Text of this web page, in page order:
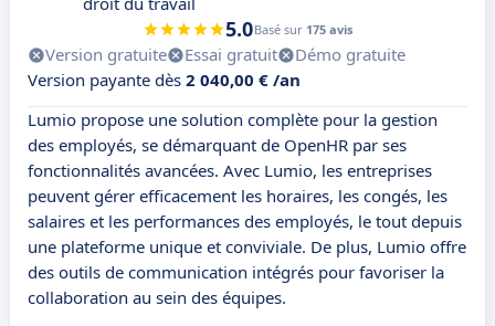
5.0Basé sur 175 avis
Version gratuite Essai gratuit
Démo gratuite
Version payante dès 2 040,00 € /an
Lumio propose une solution complète pour la gestion
des employés, se démarquant de OpenHR par ses
fonctionnalités avancées. Avec Lumio, les entreprises
peuvent gérer efficacement les horaires, les congés, les
salaires et les performances des employés, le tout depuis
une plateforme unique et conviviale. De plus, Lumio offre
des outils de communication intégrés pour favoriser la
collaboration au sein des équipes.